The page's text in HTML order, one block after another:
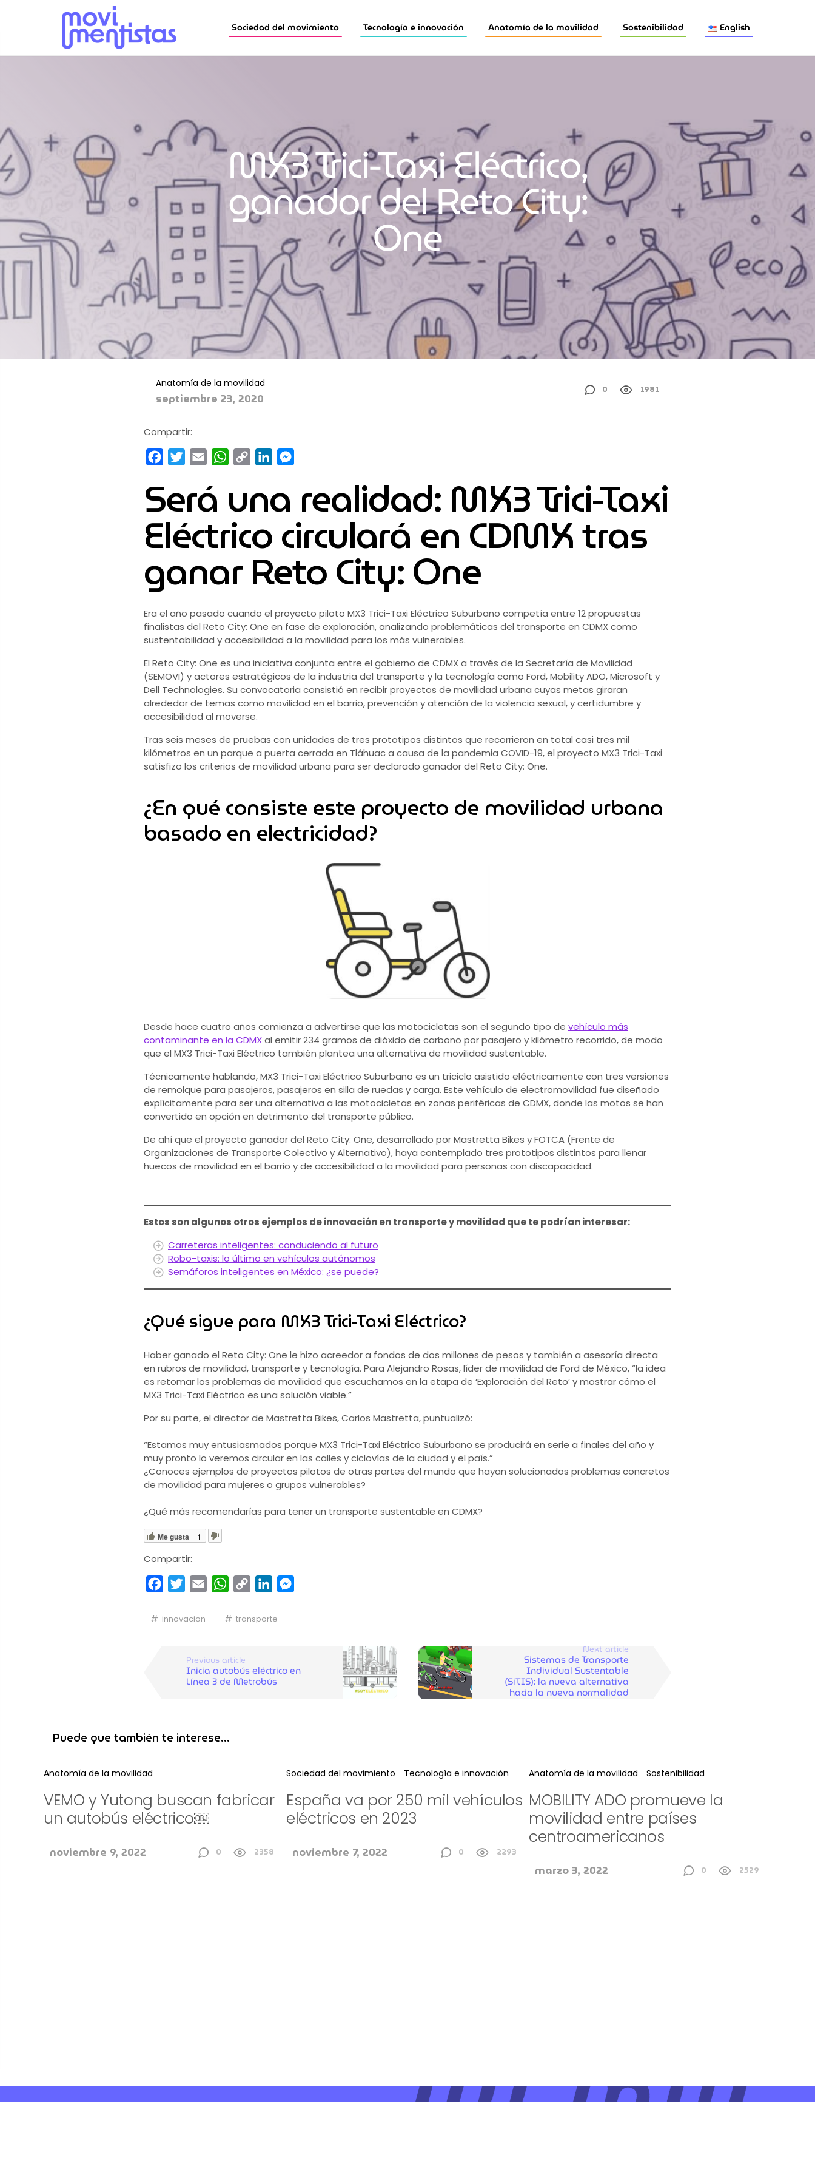
Sociedad del movimiento Tecnología e innovación Anatomía de la movilidad Sostenibilidad English
MX3 Trici-Taxi Eléctrico,
ganador del Reto City:
One
Anatomía de la movilidad
septiembre 23, 2020
0 1981
Compartir:
FacebookTwitterEmail WhatsApp
Copy
LinkedIn
Será una realidad: MX3 Trici-Taxi
Eléctrico circulará en CDMX tras
ganar Reto City: One
Era el año pasado cuando el proyecto piloto MX3 Trici-Taxi Eléctrico Suburbano competía entre 12 propuestas
finalistas del Reto City: One en fase de exploración, analizando problemáticas del transporte en CDMX como
sustentabilidad y accesibilidad a la movilidad para los más vulnerables.
El Reto City: One es una iniciativa conjunta entre el gobierno de CDMX a través de la Secretaría de Movilidad
(SEMOVI) y actores estratégicos de la industria del transporte y la tecnología como Ford, Mobility ADO, Microsoft y
Dell Technologies. Su convocatoria consistió en recibir proyectos de movilidad urbana cuyas metas giraran
alrededor de temas como movilidad en el barrio, prevención y atención de la violencia sexual, y certidumbre y
accesibilidad al moverse.
Tras seis meses de pruebas con unidades de tres prototipos distintos que recorrieron en total casi tres mil
kilómetros en un parque a puerta cerrada en Tláhuac a causa de la pandemia COVID-19, el proyecto MX3 Trici-Taxi
satisfizo los criterios de movilidad urbana para ser declarado ganador del Reto City: One.
¿En qué consiste este proyecto de movilidad urbana
basado en electricidad?
Desde hace cuatro años comienza a advertirse que las motocicletas son el segundo tipo de vehículo más
contaminante en la CDMXal emitir 234 gramos de dióxido de carbono por pasajero y kilómetro recorrido, de modo
que el MX3 Trici-Taxi Eléctrico también plantea una alternativa de movilidad sustentable.
Técnicamente hablando, MX3 Trici-Taxi Eléctrico Suburbano es un triciclo asistido eléctricamente con tres versiones
de remolque para pasajeros, pasajeros en silla de ruedas y carga. Este vehículo de electromovilidad fue diseñado
explícitamente para ser una alternativa a las motocicletas en zonas periféricas de CDMX, donde las motos se han
convertido en opción en detrimento del transporte público.
De ahí que el proyecto ganador del Reto City: One, desarrollado por Mastretta Bikes y FOTCA (Frente de
Organizaciones de Transporte Colectivo y Alternativo), haya contemplado tres prototipos distintos para llenar
huecos de movilidad en el barrio y de accesibilidad a la movilidad para personas con discapacidad.
Estos son algunos otros ejemplos de innovación en transporte y movilidad que te podrían interesar:
Carreteras inteligentes: conduciendo al futuro
Robo-taxis: lo último en vehículos autónomos
Semáforos inteligentes en México: ¿se puede?
¿Qué sigue para MX3 Trici-Taxi Eléctrico?
Haber ganado el Reto City: One le hizo acreedor a fondos de dos millones de pesos y también a asesoría directa
en rubros de movilidad, transporte y tecnología. Para Alejandro Rosas, líder de movilidad de Ford de México, “la idea
es retomar los problemas de movilidad que escuchamos en la etapa de ‘Exploración del Reto’ y mostrar cómo el
MX3 Trici-Taxi Eléctrico es una solución viable.”
Por su parte, el director de Mastretta Bikes, Carlos Mastretta, puntualizó:
“Estamos muy entusiasmados porque MX3 Trici-Taxi Eléctrico Suburbano se producirá en serie a finales del año y
muy pronto lo veremos circular en las calles y ciclovías de la ciudad y el país.”
¿Conoces ejemplos de proyectos pilotos de otras partes del mundo que hayan solucionados problemas concretos
de movilidad para mujeres o grupos vulnerables?
¿Qué más recomendarías para tener un transporte sustentable en CDMX?
Me gusta 1
Compartir:
FacebookTwitterEmail WhatsApp
Copy
LinkedIn
innovacion transporte
Previous article
Inicia autobús eléctrico en
Línea 3 de Metrobús
Next article
Sistemas de Transporte
Individual Sustentable
(SiTIS): la nueva alternativa
hacia la nueva normalidad
Puede que también te interese...
Anatomía de la movilidad
VEMO y Yutong buscan fabricar
un autobús eléctrico￼
noviembre 9, 2022 0 2358
Sociedad del movimiento Tecnología e innovación
España va por 250 mil vehículos
eléctricos en 2023
noviembre 7, 2022 0 2293
Anatomía de la movilidad Sostenibilidad
MOBILITY ADO promueve la
movilidad entre países
centroamericanos
marzo 3, 2022 0 2529